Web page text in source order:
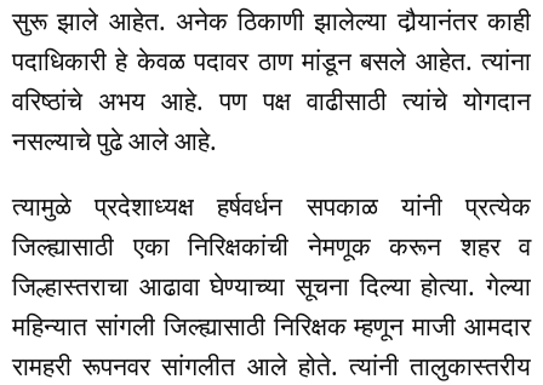
सुरू झाले आहेत. अनेक ठिकाणी झालेल्या दौर्‍यानंतर काही
पदाधिकारी हे केवळ पदावर ठाण मांडून बसले आहेत. त्यांना
वरिष्ठांचे अभय आहे. पण पक्ष वाढीसाठी त्यांचे योगदान
नसल्याचे पुढे आले आहे.
त्यामुळे प्रदेशाध्यक्ष हर्षवर्धन सपकाळ यांनी प्रत्येक
जिल्ह्यासाठी एका निरिक्षकांची नेमणूक करून शहर व
जिल्हास्तराचा आढावा घेण्याच्या सूचना दिल्या होत्या. गेल्या
महिन्यात सांगली जिल्ह्यासाठी निरिक्षक म्हणून माजी आमदार
रामहरी रूपनवर सांगलीत आले होते. त्यांनी तालुकास्तरीय